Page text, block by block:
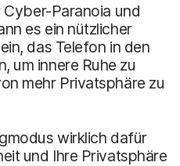
Cyber-Paranoia und
es ein nützlicher
das Telefon in den
um innere Ruhe zu
mehr Privatsphäre zu
wirklich dafür
und Ihre Privatsphäre